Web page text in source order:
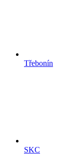
Třebonín
SKC